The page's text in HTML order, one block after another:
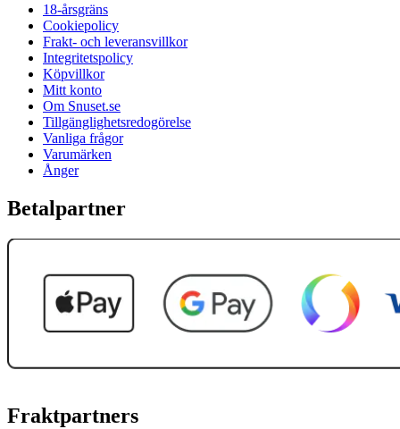
18-årsgräns
Cookiepolicy
Frakt- och leveransvillkor
Integritetspolicy
Köpvillkor
Mitt konto
Om Snuset.se
Tillgänglighetsredogörelse
Vanliga frågor
Varumärken
Ånger
Betalpartner
Fraktpartners